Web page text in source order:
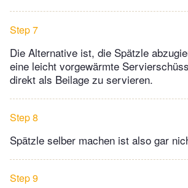
Step 7
Die Alternative ist, die Spätzle
eine leicht vorgewärmte
direkt als Beilage zu servieren.
Step 8
Spätzle selber machen ist also gar
Step 9